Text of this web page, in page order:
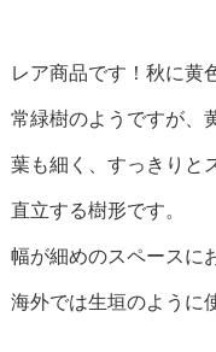
レア商品です！秋に黄
常緑樹のようですが、
葉も細く、すっきりと
直立する樹形です。
幅が細めのスペースに
海外では生垣のように